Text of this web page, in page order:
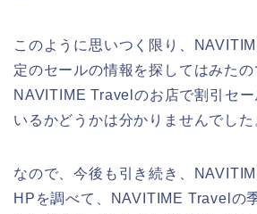
このように思いつく限り、
定のセールの情報を探してはみたの
NAVITIME Travelのお店で割引セ
いるかどうかは分かりませんでした
なので、今後も引き続き、
HPを調べて、NAVITIME Travelの